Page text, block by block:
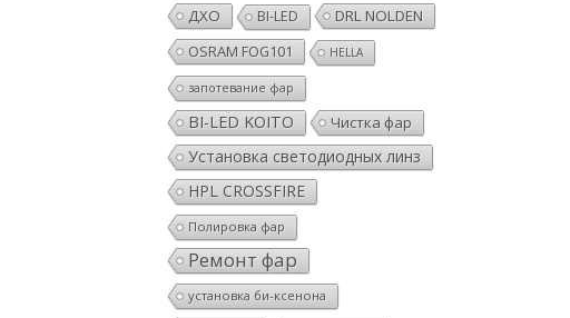
ДХО BI-LED
DRL NOLDEN
OSRAM FOG101
HELLA
запотевание фар
BI-LED KOITO Чистка фар
Установка светодиодных линз
HPL CROSSFIRE
Полировка фар
Ремонт фар
установка би-ксенона